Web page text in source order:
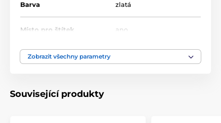
Barva zlatá
Místo pro štítek ano
Výška cm
Zobrazit všechny parametry
Související produkty